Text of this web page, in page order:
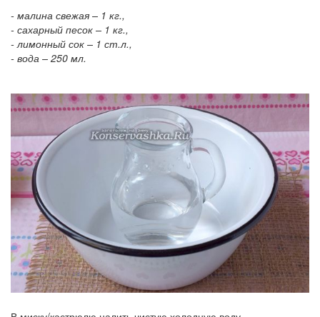
- малина свежая – 1 кг.,
- сахарный песок – 1 кг.,
- лимонный сок – 1 ст.л.,
- вода – 250 мл.